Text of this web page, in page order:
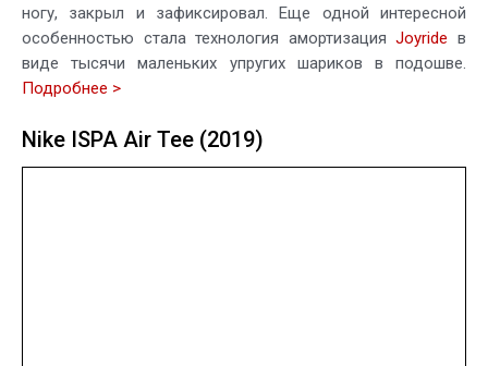
ногу, закрыл и зафиксировал. Еще одной интересной
особенностью стала технология амортизацияJoyride в
виде тысячи маленьких упругих шариков в подошве.
Подробнее >
Nike ISPA Air Tee (2019)